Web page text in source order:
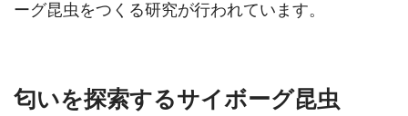
ーグ昆虫をつくる研究が行われています。
匂いを探索するサイボーグ昆虫